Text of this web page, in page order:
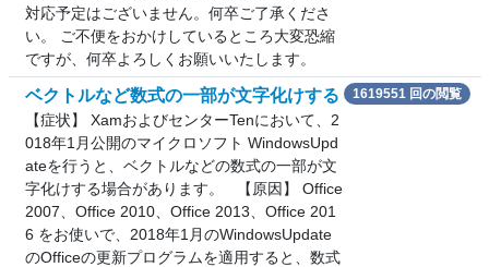
対応予定はございません。何卒ご了承くださ
い。 ご不便をおかけしているところ大変恐縮
ですが、何卒よろしくお願いいたします。
ベクトルなど数式の一部が文字化けする
【症状】 XamおよびセンターTenにおいて、2
018年1月公開のマイクロソフト WindowsUpd
ateを行うと、ベクトルなどの数式の一部が文
字化けする場合があります。 【原因】 Office
2007、Office 2010、Office 2013、Office 201
6 をお使いで、2018年1月のWindowsUpdate
のOfficeの更新プログラムを適用すると、数式
1619551 回の閲覧